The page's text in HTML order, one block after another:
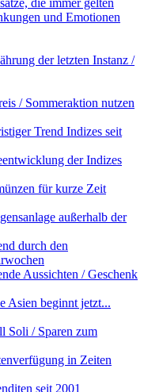
die immer gelten
und Emotionen
der letzten Instanz /
/ Sommeraktion nutzen
Trend Indizes seit
der Indizes
für kurze Zeit
außerhalb der
durch den
Aussichten / Geschenk
Asien beginnt jetzt...
Soli / Sparen zum
in Zeiten
seit 2001